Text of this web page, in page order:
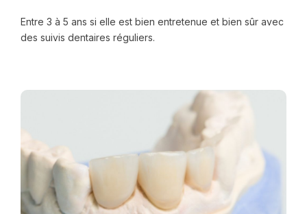
Entre 3 à 5 ans si elle est bien entretenue et bien sûr avec
des suivis dentaires réguliers.